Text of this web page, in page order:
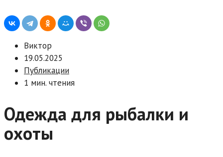
Виктор
19.05.2025
Публикации
1 мин. чтения
Одежда для рыбалки и
охоты